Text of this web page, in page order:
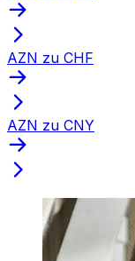
AZN zu CHF
AZN zu CNY